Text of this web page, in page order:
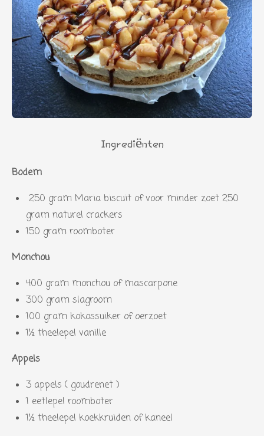
Ingrediënten
Bodem
250 gram Maria biscuit of voor minder zoet 250
gram naturel crackers
150 gram roomboter
Monchou
400 gram monchou of mascarpone
300 gram slagroom
100 gram kokossuiker of oerzoet
1½ theelepel vanille
Appels
3 appels ( goudrenet )
1 eetlepel roomboter
1½ theelepel koekkruiden of kaneel